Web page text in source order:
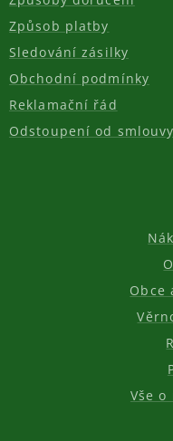
Způsob platby
Sledování zásilky
Obchodní podmínky
Reklamační řád
Odstoupení od smlouvy
Obce
Vše o